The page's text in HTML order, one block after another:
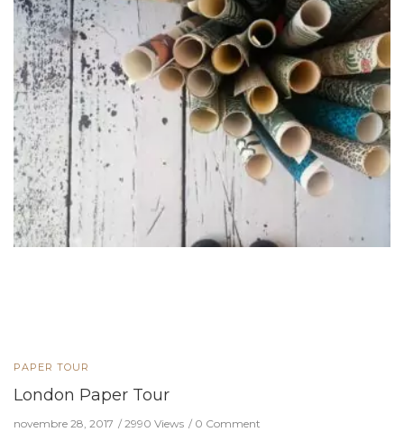
PAPER TOUR
London Paper Tour
novembre 28, 2017 2990 Views 0 Comment